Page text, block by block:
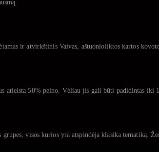
ir atvirkštinis Vaivas, aštuonioliktos kartos
atleista 50% pelno. Vėliau jis gali būti padidintas iki
visos kurios yra atspindėja klasika tematiką.